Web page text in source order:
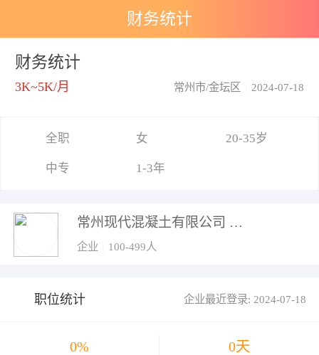
财务统计
财务统计
3K~5K/月 2024-07-18
常州市/金坛区
全职 女 20-35岁
中专 1-3年
常州现代混凝土有限公司
企业 100-499人
职位统计 企业最近登录: 2024-07-18
0% 0天